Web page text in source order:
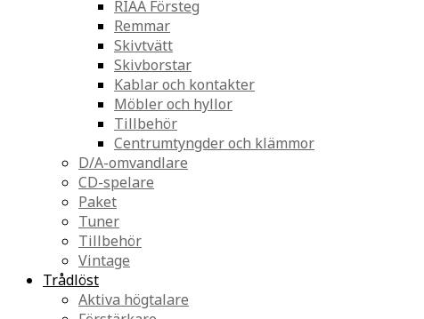
RIAA Försteg
Remmar
Skivtvätt
Skivborstar
Kablar och kontakter
Möbler och hyllor
Tillbehör
Centrumtyngder och klämmor
D/A-omvandlare
CD-spelare
Paket
Tuner
Tillbehör
Vintage
Trådlöst
Aktiva högtalare